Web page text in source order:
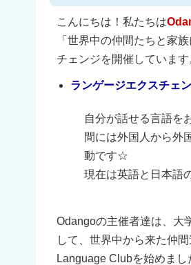
こんにちは！私たちは
「世界中の仲間たちと家
チェンジを開催しています
ランゲージエクスチェ
自分が話せる言語を
間には外国人から外
動です☆
現在は英語と日本語
Odangoの主催者達は、大
して、世界中から来た仲
Language Clubを始めまし
简体中文